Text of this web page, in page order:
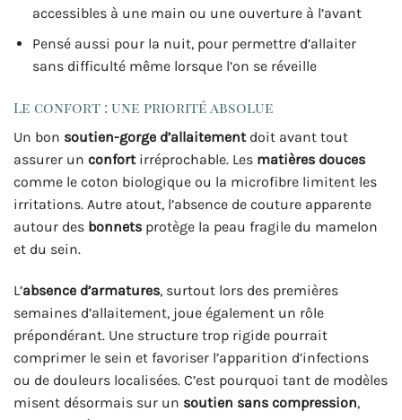
accessibles à une main ou une ouverture à l’avant
Pensé aussi pour la nuit, pour permettre d’allaiter
sans difficulté même lorsque l’on se réveille
Le confort : une priorité absolue
Un bon soutien-gorge d’allaitementdoit avant tout
assurer un confortirréprochable. Les matières douces
comme le coton biologique ou la microfibre limitent les
irritations. Autre atout, l’absence de couture apparente
autour des bonnets protège la peau fragile du mamelon
et du sein.
L’absence d’armatures, surtout lors des premières
semaines d’allaitement, joue également un rôle
prépondérant. Une structure trop rigide pourrait
comprimer le sein et favoriser l’apparition d’infections
ou de douleurs localisées. C’est pourquoi tant de modèles
misent désormais sur un soutien sans compression,